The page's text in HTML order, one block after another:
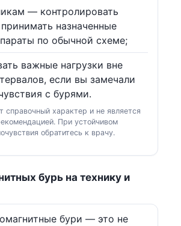
— контролировать
назначенные
по обычной схеме;
важные нагрузки вне
если вы замечали
с бурями.
справочный характер и не является
При устойчивом
обратитесь к врачу.
бурь на технику и
бури — это не